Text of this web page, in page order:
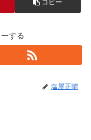
コピー
する
塩屋正晴